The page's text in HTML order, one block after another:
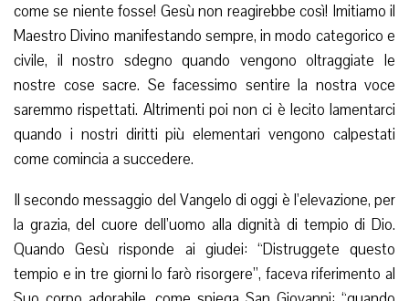
come se niente fosse! Gesù non reagirebbe così! Imitiamo il
Maestro Divino manifestando sempre, in modo categorico e
civile, il nostro sdegno quando vengono oltraggiate le
nostre cose sacre. Se facessimo sentire la nostra voce
saremmo rispettati. Altrimenti poi non ci è lecito lamentarci
quando i nostri diritti più elementari vengono calpestati
come comincia a succedere.
Il secondo messaggio del Vangelo di oggi è l’elevazione, per
la grazia, del cuore dell’uomo alla dignità di tempio di Dio.
Quando Gesù risponde ai giudei: “Distruggete questo
tempio e in tre giorni lo farò risorgere”, faceva riferimento al